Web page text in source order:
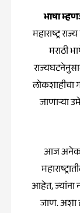
भाषा
महाराष्ट्र
मराठी
लोकशाहीचा
जाणाऱ्या
आज अनेक
आहेत, ज्यांना
जाण. अशा